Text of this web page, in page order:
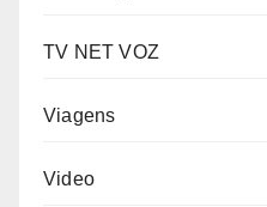
TV NET VOZ
Viagens
Video